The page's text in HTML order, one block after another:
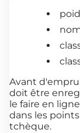
Avant
doit être
le faire en
dans les
tchèque.